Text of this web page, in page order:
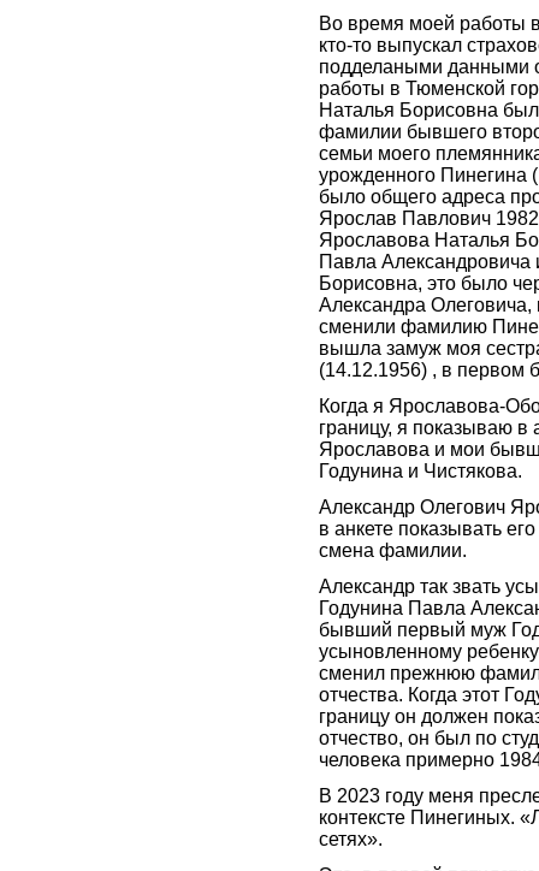
Во время моей работы
кто-то выпускал
подделаными данными
работы в Тюменской
Наталья Борисовна
фамилии бывшего
семьи моего
урожденного Пинегина
было общего адреса
Ярослав Павлович
Ярославова Наталья
Павла Александровича
Борисовна, это было
Александра
сменили фамилию
вышла замуж моя
(14.12.1956) , в первом
Когда я Ярославова-
границу, я показываю
Ярославова и мои
Годунина и Чистякова.
Александр Олегович
в анкете показывать
смена фамилии.
Александр так звать
Годунина Павла
бывший первый муж
усыновленному
сменил прежнюю
отчества. Когда этот
границу он должен
отчество, он был по
человека примерно
В 2023 году меня
контексте Пинегиных.
сетях».